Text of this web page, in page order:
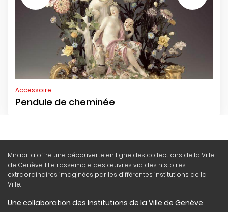
Accessoire
Pendule de cheminée
Mirabilia offre une découverte en ligne des collections de la Ville
de Genève. Elle rassemble des œuvres via des histoires
extraordinaires imaginées par les différentes institutions de la
Ville.
Une collaboration des Institutions de la Ville de Genève